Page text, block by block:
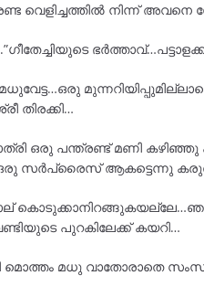
വെളിച്ചത്തിൽ നിന്ന്
തിരക്കി…
ഒരു പന്ത്രണ്ട് മണി
സർപ്രൈസ് ആകട്ടെന്നു
പുറകിലേക്ക് കയറി…
മൊത്തം മധു വാതോരാതെ